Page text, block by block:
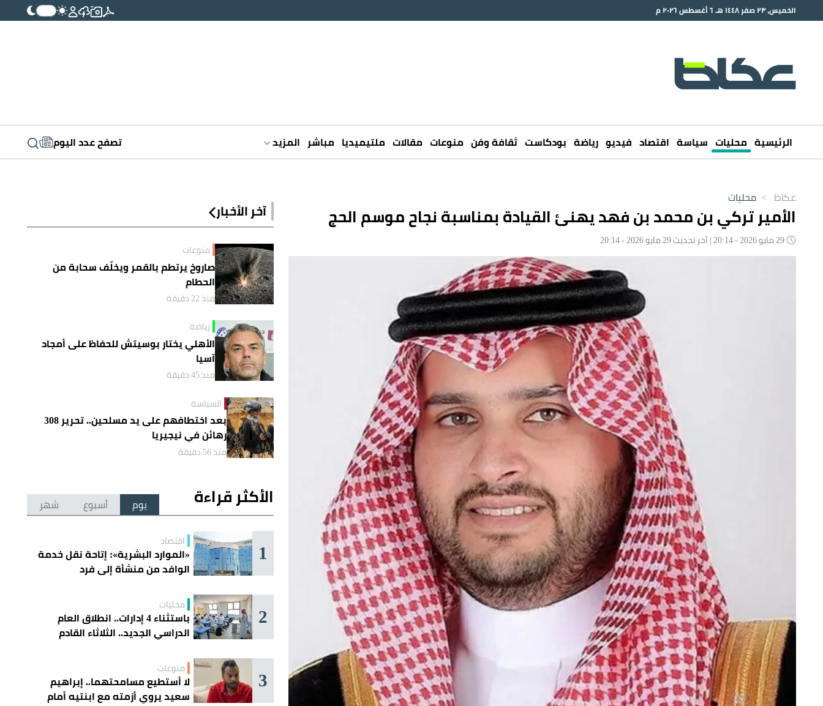
الخميس، ٢٣ صفر ١٤٤٨ هـ ٦ أغسطس ٢٠٢٦ م
الرئيسية محليات سياسة اقتصاد فيديو رياضة بودكاست ثقافة وفن منوعات مقالات ملتيميديا مباشر المزيد تصفح عدد اليوم
عكاظ > محليات
الأمير تركي بن محمد بن فهد يهنئ القيادة بمناسبة نجاح موسم الحج آخر الأخبار
منوعات
صاروخ يرتطم بالقمر ويخلّف سحابة من
الحطام
منذ 22 دقيقة
رياضة
الأهلي يختار بوسيتش للحفاظ على أمجاد
آسيا
منذ 45 دقيقة
السياسة
بعد اختطافهم على يد مسلحين.. تحرير 308
رهائن في نيجيريا
منذ 56 دقيقة
الأكثر قراءة يوم أسبوع شهر
1 اقتصاد
«الموارد البشرية»: إتاحة نقل خدمة
الوافد من منشأة إلى فرد
2 محليات
باستثناء 4 إدارات.. انطلاق العام
الدراسي الجديد.. الثلاثاء القادم
3 منوعات
لا أستطيع مسامحتهما.. إبراهيم
سعيد يروي أزمته مع ابنتيه أمام